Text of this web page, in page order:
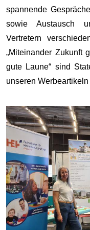
spannende
sowie Austausch
Vertretern
„Miteinander Zukunft
gute Laune“ sind
unseren